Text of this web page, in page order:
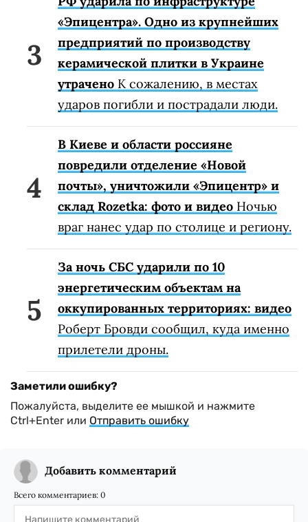
«Эпицентра». Одно из крупнейших
предприятий по производству
керамической плитки в Украине
утрачено К сожалению, в местах
ударов погибли и пострадали люди.
В Киеве и области россияне
повредили отделение «Новой
почты», уничтожили «Эпицентр» и
склад Rozetka: фото и видео Ночью
враг нанес удар по столице и региону.
За ночь СБС ударили по 10
энергетическим объектам на
оккупированных территориях: видео
Роберт Бровди сообщил, куда именно
прилетели дроны.
Заметили ошибку?
Пожалуйста, выделите ее мышкой и нажмите
Ctrl+Enter или Отправить ошибку
Добавить комментарий
Всего комментариев: 0